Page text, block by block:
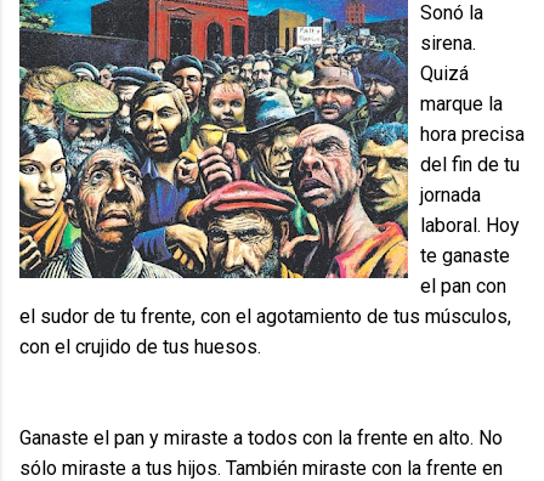
Sonó la
sirena.
Quizá
marque la
hora precisa
del fin de tu
jornada
laboral. Hoy
te ganaste
el pan con
el sudor de tu frente, con el agotamiento de tus músculos,
con el crujido de tus huesos.
Ganaste el pan y miraste a todos con la frente en alto. No
sólo miraste a tus hijos. También miraste con la frente en